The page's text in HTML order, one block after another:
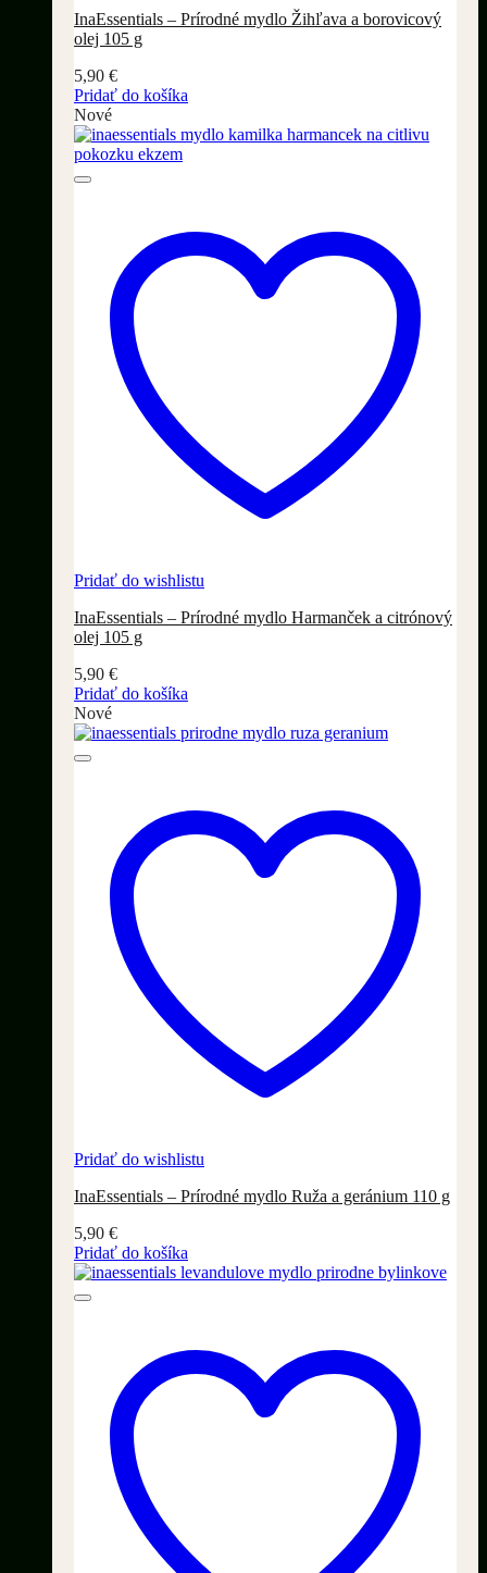
InaEssentials – Prírodné mydlo Žihľava a borovicový
olej 105 g
5,90 €
Pridať do košíka
Nové
Pridať do wishlistu
InaEssentials – Prírodné mydlo Harmanček a citrónový
olej 105 g
5,90 €
Pridať do košíka
Nové
Pridať do wishlistu
InaEssentials – Prírodné mydlo Ruža a geránium 110 g
5,90 €
Pridať do košíka